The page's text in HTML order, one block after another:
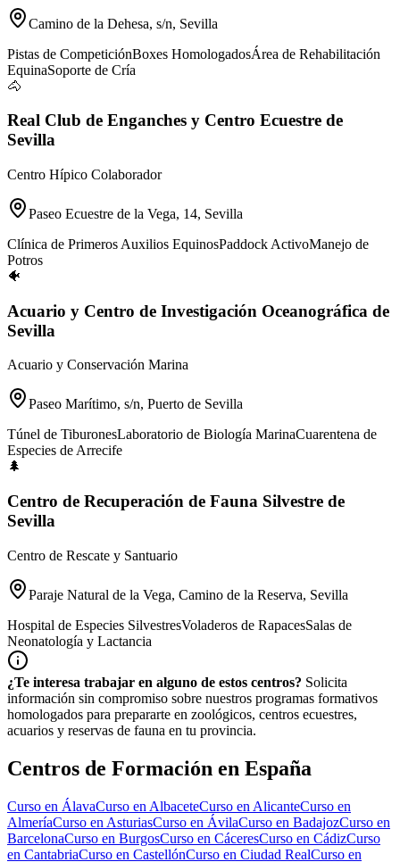
Camino de la Dehesa, s/n, Sevilla
Pistas de CompeticiónBoxes HomologadosÁrea de Rehabilitación
EquinaSoporte de Cría
🐴
Real Club de Enganches y Centro Ecuestre de
Sevilla
Centro Hípico Colaborador
Paseo Ecuestre de la Vega, 14, Sevilla
Clínica de Primeros Auxilios EquinosPaddock ActivoManejo de
Potros
🐠
Acuario y Centro de Investigación Oceanográfica de
Sevilla
Acuario y Conservación Marina
Paseo Marítimo, s/n, Puerto de Sevilla
Túnel de TiburonesLaboratorio de Biología MarinaCuarentena de
Especies de Arrecife
🌲
Centro de Recuperación de Fauna Silvestre de
Sevilla
Centro de Rescate y Santuario
Paraje Natural de la Vega, Camino de la Reserva, Sevilla
Hospital de Especies SilvestresVoladeros de RapacesSalas de
Neonatología y Lactancia
¿Te interesa trabajar en alguno de estos centros? Solicita
información sin compromiso sobre nuestros programas formativos
homologados para prepararte en zoológicos, centros ecuestres,
acuarios y reservas de fauna en tu provincia.
Centros de Formación en España
Curso en ÁlavaCurso en AlbaceteCurso en AlicanteCurso en
AlmeríaCurso en AsturiasCurso en ÁvilaCurso en BadajozCurso en
BarcelonaCurso en BurgosCurso en CáceresCurso en CádizCurso
en CantabriaCurso en CastellónCurso en Ciudad RealCurso en